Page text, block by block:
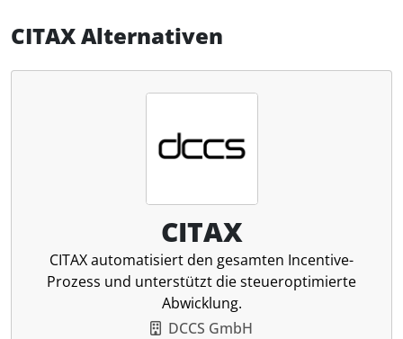
CITAX Alternativen
CITAX
CITAX automatisiert den gesamten Incentive-
Prozess und unterstützt die steueroptimierte
Abwicklung.
DCCS GmbH